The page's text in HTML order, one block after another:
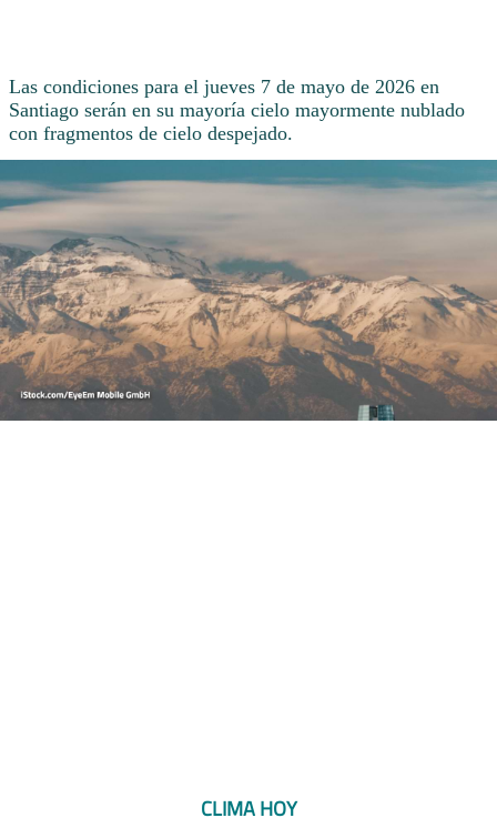
Las condiciones para el jueves 7 de mayo de 2026 en
Santiago serán en su mayoría cielo mayormente nublado
con fragmentos de cielo despejado.
CLIMA HOY